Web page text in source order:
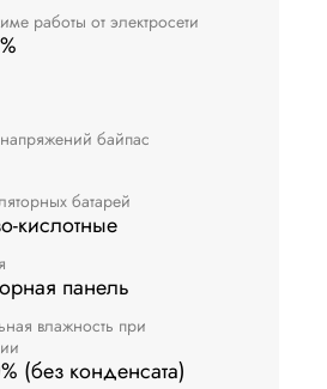
работы от электросети
байпас
батарей
кислотные
панель
влажность при
(без конденсата)